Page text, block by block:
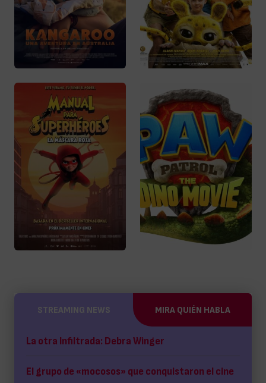
STREAMING NEWS MIRA QUIÉN HABLA
La otra Infiltrada: Debra Winger
El grupo de «mocosos» que conquistaron el cine